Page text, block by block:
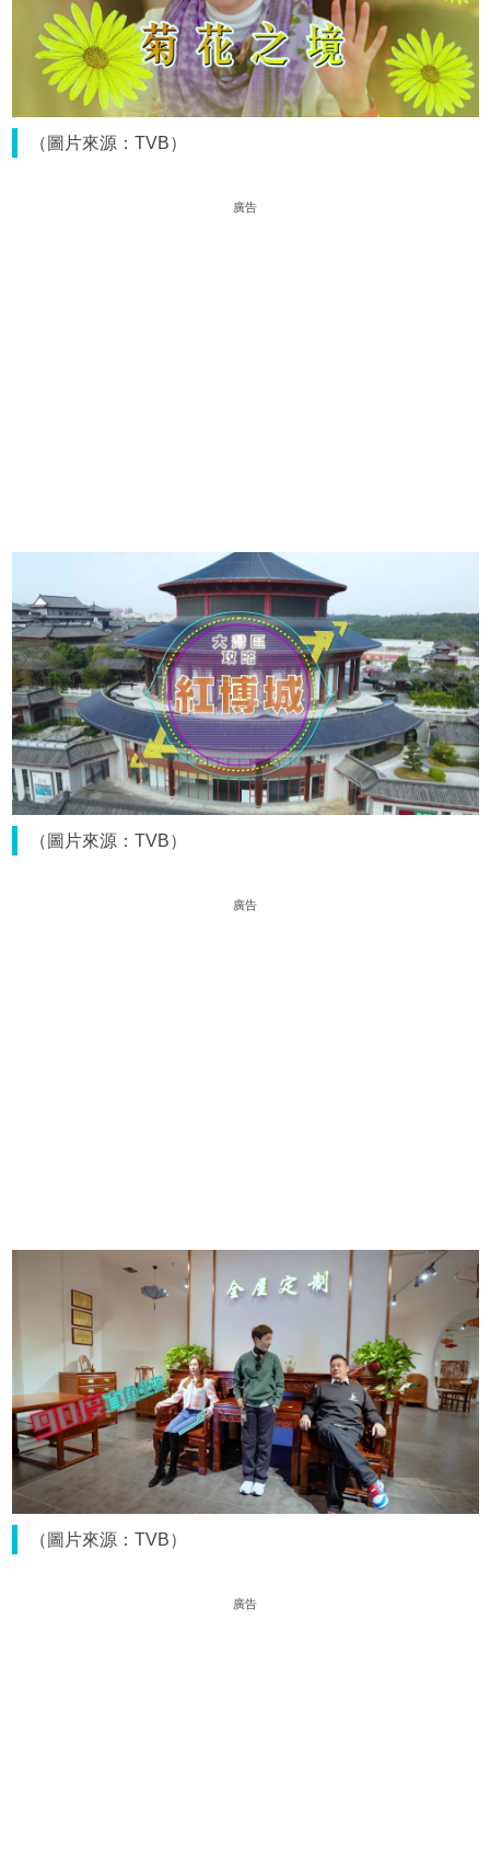
（圖片來源：TVB）
廣告
（圖片來源：TVB）
廣告
（圖片來源：TVB）
廣告